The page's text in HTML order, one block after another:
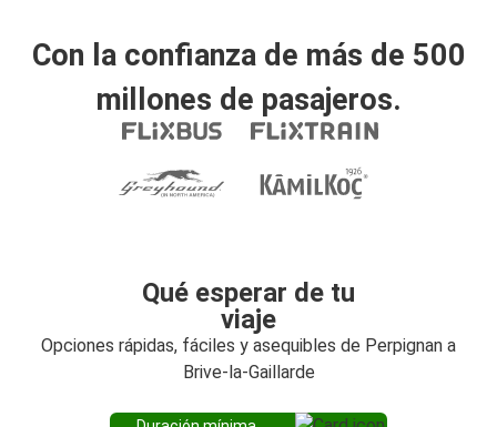
Con la confianza de más de 500
millones de pasajeros.
Qué esperar de tu
viaje
Opciones rápidas, fáciles y asequibles de Perpignan a
Brive-la-Gaillarde